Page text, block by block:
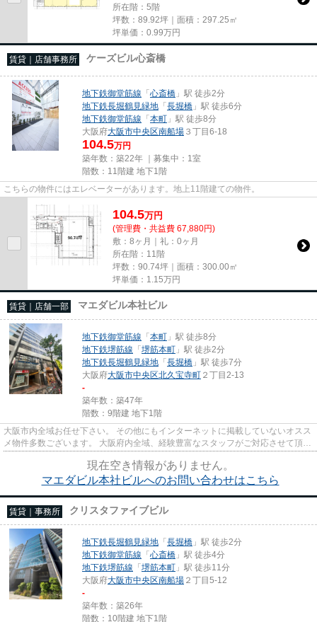
所在階：5階
坪数：89.92坪｜面積：297.25㎡
坪単価： 0.99万円
賃貸｜店舗事務所 ケーズビル心斎橋
地下鉄御堂筋線 「心斎橋 」駅 徒歩2分
地下鉄長堀鶴見緑地 「長堀橋 」駅 徒歩6分
地下鉄御堂筋線 「本町 」駅 徒歩8分
大阪府大阪市中央区南船場 ３丁目6-18
104.5万円
築年数：築22年 ｜募集中： 1室
階数：11階建 地下1階
こちらの物件にはエレベーターがあります。地上11階建ての物件。
104.5万円
(管理費・共益費 67,880円)
敷：8ヶ月｜礼：0ヶ月
所在階：11階
坪数：90.74坪｜面積：300.00㎡
坪単価： 1.15万円
賃貸｜店舗一部 マエダビル本社ビル
地下鉄御堂筋線 「本町 」駅 徒歩8分
地下鉄堺筋線 「堺筋本町 」駅 徒歩2分
地下鉄長堀鶴見緑地 「長堀橋 」駅 徒歩7分
大阪府大阪市中央区北久宝寺町 ２丁目2-13
-
築年数：築47年
階数：9階建 地下1階
大阪市内全域お任せ下さい。 その他にもインターネットに掲載していないオスス
メ物件多数ございます。 大阪府内全域、経験豊富なスタッフがご対応させて頂き
ます。 尚、弊社ではおとり...
現在空き情報がありません。
マエダビル本社ビルへのお問い合わせはこちら
賃貸｜事務所 クリスタファイブビル
地下鉄長堀鶴見緑地 「長堀橋 」駅 徒歩2分
地下鉄御堂筋線 「心斎橋 」駅 徒歩4分
地下鉄堺筋線 「堺筋本町 」駅 徒歩11分
大阪府大阪市中央区南船場 ２丁目5-12
-
築年数：築26年
階数：10階建 地下1階